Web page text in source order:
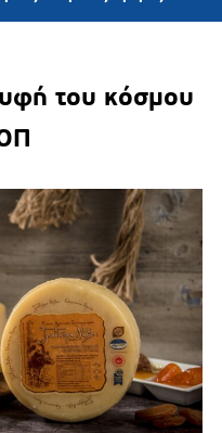
του κόσμου